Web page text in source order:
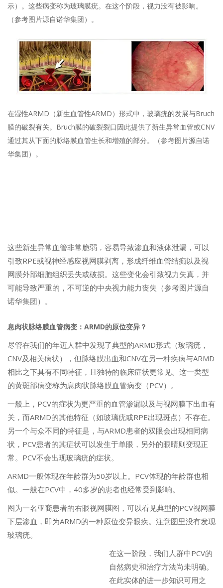
示）。这些病变称为玻璃膜疣。在这个阶段，视力没有被影响。
（参考图片源自诺华集团）。
在湿性ARMD（新生血管性ARMD）形式中，玻璃疣的发展与Bruch
膜的破裂有关。Bruch膜的破裂裂口因此提供了新生异常血管或CNV
通过其从下面的脉络膜血管生长和增殖的部分。（参考图片源自诺
华集团）。
这些新生异常血管非常脆弱，容易导致渗血和液体泄漏，可以
引致RPE或视神经感应视网膜剥离，形成纤维血管结痂以及视
网膜外部细胞组织丢失或破损。这些变化会引致视力失真，并
可能导致严重的，不可逆的中央视力能力丧失（参考图片源自
诺华集团）。
息肉状脉络膜血管病变：ARMD的原位变异？
尽管在我们的年迈人群中发现了典型的ARMD形式（玻璃疣，
CNV及相关病状），但脉络膜出血和CNV在另一种疾病与ARMD
相比之下具有不同特征，且独特的临床症状更常见。这一类型
的黄斑部病变称为息肉状脉络膜血管病变（PCV）。
一般上，PCV的症状为更严重的血管渗漏以及与视网膜下出血有
关，而ARMD的其他特征（如玻璃疣或RPE出现斑点）不存在。
另一个与众不同的特征是，与ARMD患者的双眼会出现相同病
状，PCV患者的其症状可以发生于单眼，另外的眼睛则变现正
常。PCV不会出现玻璃疣的症状。
ARMD一般体现在年龄群为50岁以上。PCV体现的年龄群也相
似。一般在PCV中，40多岁的患者也经常受到影响。
图为一名亚裔患者的右眼视网膜图，可以看见典型的PCV视网膜
下层渗血，即为ARMD的一种原位变异眼疾。注意图里没有发现
玻璃疣。
在这一阶段，我们人群中PCV的
自然病史和治疗方法尚未明确。
在此实体的进一步知识可用之